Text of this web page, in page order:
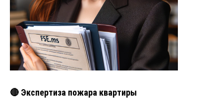
🔴 Экспертиза пожара квартиры